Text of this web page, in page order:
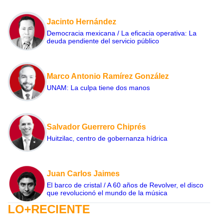
Jacinto Hernández
Democracia mexicana / La eficacia operativa: La
deuda pendiente del servicio público
Marco Antonio Ramírez González
UNAM: La culpa tiene dos manos
Salvador Guerrero Chiprés
Huitzilac, centro de gobernanza hídrica
Juan Carlos Jaimes
El barco de cristal / A 60 años de Revolver, el disco
que revolucionó el mundo de la música
LO+RECIENTE